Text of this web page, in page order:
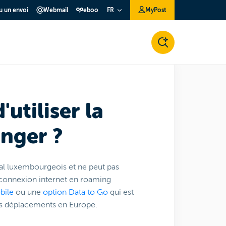
un envoi Webmail eboo FR MyPost
la
?
luxembourgeois et ne peut pas
internet en roaming
ou une option Data to Go qui est
déplacements en Europe.